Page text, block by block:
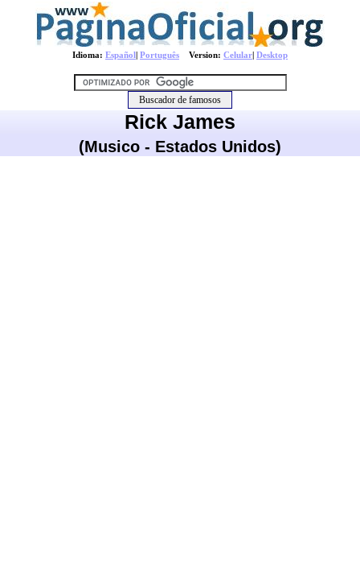
Idioma: Español| Português Version: Celular| Desktop
Rick James
(Musico - Estados Unidos)